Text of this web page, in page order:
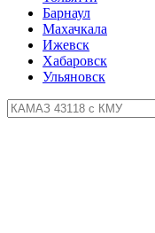
Барнаул
Махачкала
Ижевск
Хабаровск
Ульяновск